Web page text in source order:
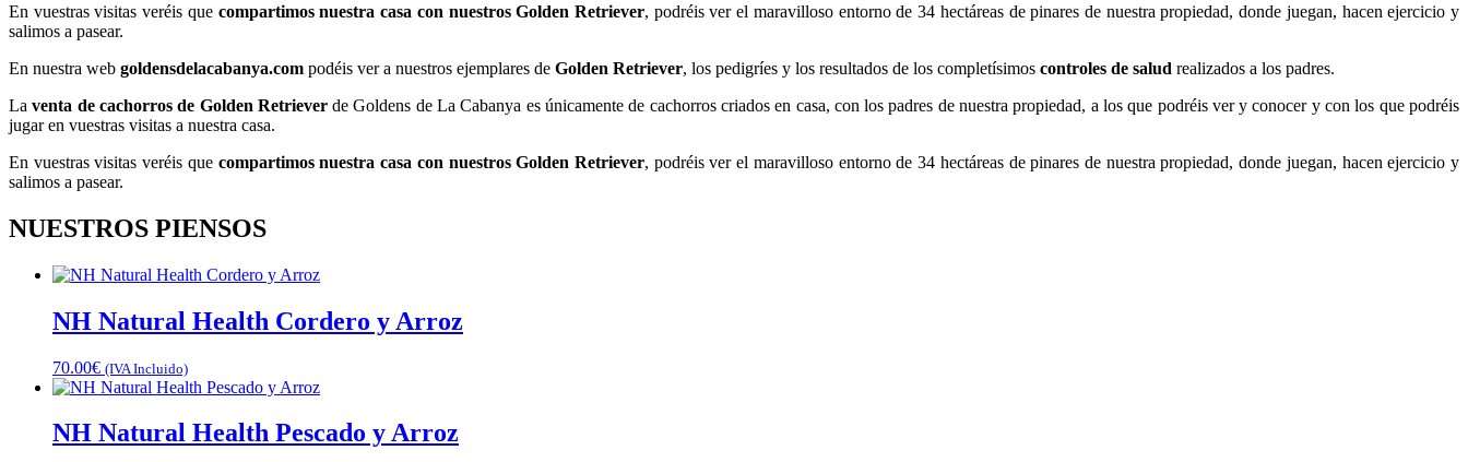
En vuestras visitas veréis que compartimos nuestra casa con nuestros Golden Retriever, podréis ver el maravilloso entorno de 34 hectáreas de pinares de nuestra propiedad, donde juegan, hacen ejercicio y
salimos a pasear.
​En nuestra web goldensdelacabanya.com podéis ver a nuestros ejemplares de Golden Retriever, los pedigríes y los resultados de los completísimos controles de salud realizados a los padres.
Laventa de cachorros de Golden Retrieverde Goldens de La Cabanya es únicamente de cachorros criados en casa, con los padres de nuestra propiedad, a los que podréis ver y conocer y con los que podréis
jugar en vuestras visitas a nuestra casa.
En vuestras visitas veréis que compartimos nuestra casa con nuestros Golden Retriever, podréis ver el maravilloso entorno de 34 hectáreas de pinares de nuestra propiedad, donde juegan, hacen ejercicio y
salimos a pasear.
NUESTROS PIENSOS
NH Natural Health Cordero y Arroz
70.00€ (IVA Incluido)
NH Natural Health Pescado y Arroz